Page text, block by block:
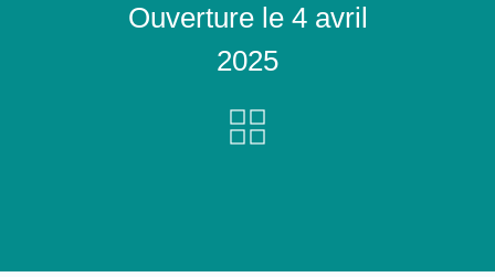
Ouverture le 4 avril
2025